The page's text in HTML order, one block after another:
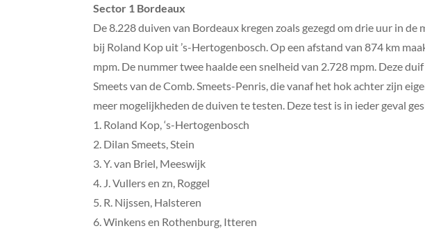
Sector 1 Bordeaux
De 8.228 duiven van Bordeaux kregen zoals gezegd om drie uur in
bij Roland Kop uit ’s-Hertogenbosch. Op een afstand van 874 km
mpm. De nummer twee haalde een snelheid van 2.728 mpm. Deze
Smeets van de Comb. Smeets-Penris, die vanaf het hok achter zijn
meer mogelijkheden de duiven te testen. Deze test is in ieder geval
1. Roland Kop, ‘s-Hertogenbosch
2. Dilan Smeets, Stein
3. Y. van Briel, Meeswijk
4. J. Vullers en zn, Roggel
5. R. Nijssen, Halsteren
6. Winkens en Rothenburg, Itteren